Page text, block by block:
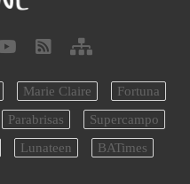
Marie Claire
Fortuna
Parabrisas
Supercampo
Lunateen BATimes